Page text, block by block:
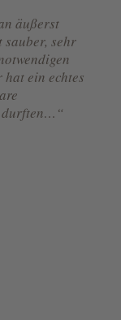
äußerst
sauber, sehr
ein echtes
durften…“